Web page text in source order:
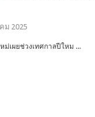
ม 2025
ม่เผยช่วงเทศกาลปีใหม ...